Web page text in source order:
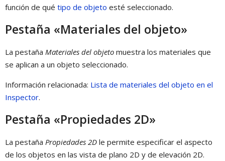
función de qué tipo de objeto esté seleccionado.
Pestaña «Materiales del objeto»
La pestaña Materiales del objeto muestra los materiales que
se aplican a un objeto seleccionado.
Información relacionada: Lista de materiales del objeto en el
Inspector.
Pestaña «Propiedades 2D»
La pestaña Propiedades 2D le permite especificar el aspecto
de los objetos en las vista de plano 2D y de elevación 2D.